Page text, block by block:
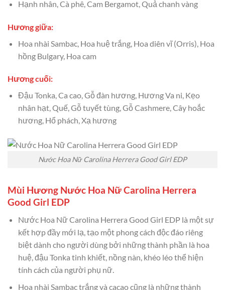
Hạnh nhân, Cà phê, Cam Bergamot, Quả chanh vàng
Hương giữa:
Hoa nhài Sambac, Hoa huệ trắng, Hoa diên vĩ (Orris), Hoa
hồng Bulgary, Hoa cam
Hương cuối:
Đậu Tonka, Ca cao, Gỗ đàn hương, Hương Va ni, Kẹo
nhân hạt, Quế, Gỗ tuyết tùng, Gỗ Cashmere, Cây hoắc
hương, Hổ phách, Xạ hương
Nước Hoa Nữ Carolina Herrera Good Girl EDP
Mùi Hương Nước Hoa Nữ Carolina Herrera
Good Girl EDP
Nước Hoa Nữ Carolina Herrera Good Girl EDP là một sự
kết hợp đầy mới lạ, tạo một phong cách độc đáo riêng
biệt dành cho người dùng bởi những thành phần là hoa
huệ, đậu Tonka tinh khiết, nồng nàn, khéo léo thể hiện
tính cách của người phụ nữ.
Hoa nhài Sambac trắng và cacao cũng là những thành